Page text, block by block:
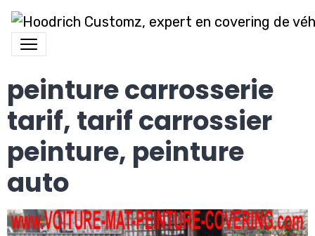
peinture carrosserie
tarif, tarif carrossier
peinture, peinture
auto